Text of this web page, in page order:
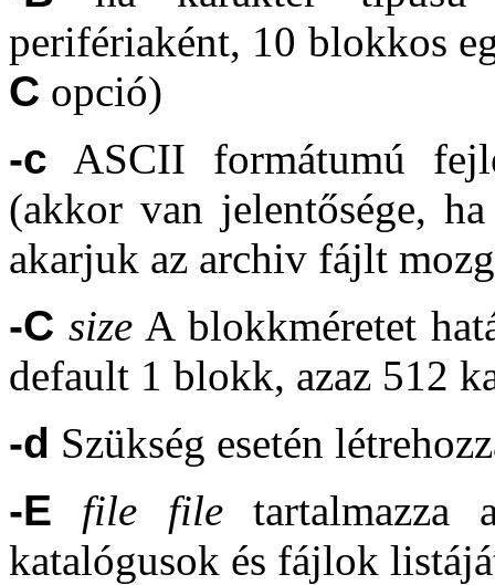
perifériaként, 10 blokkos
C opció)
-c ASCII formátumú
(akkor van jelentősége,
akarjuk az archiv fájlt
-C sizeA blokkméretet
default 1 blokk, azaz 512
-d Szükség esetén
-E
file filetartalmazza
katalógusok és fájlok